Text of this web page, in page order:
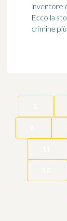
inventore
Ecco la
crimine